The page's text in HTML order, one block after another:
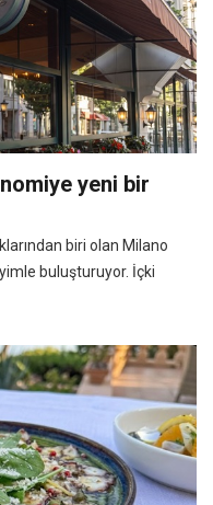
yeni bir
biri olan Milano
buluşturuyor. İçki